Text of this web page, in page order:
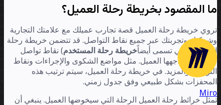
المقصود بخريطة رحلة العميل؟
خريطة رحلة العميل قصة تجارب عميلك مع علامتك التجارية
وتجربتك عبر جميع نقاط التواصل. قد تتضمن خريطة رحلة
(والتي تسمى أيضاًخريطة رحلة المستخدم) نقاط تواصل
سيواجهها العميل. مثل مواضع الشكوى والإجراءات ونقاط
والمزيد. في خريطة رحلة العميل، سيتم ترتيب هذه
بشكل طبيعي وفق جدول زمني.
خرائط رحلة العميل الرحلة التي سيخوضها العميل. ينبغي أن